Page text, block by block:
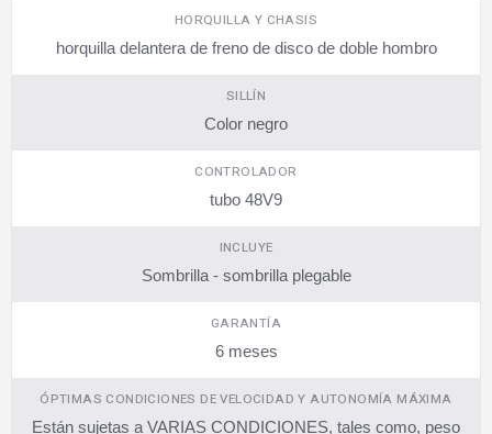
HORQUILLA Y CHASIS
horquilla delantera de freno de disco de doble hombro
SILLÍN
Color negro
CONTROLADOR
tubo 48V9
INCLUYE
Sombrilla - sombrilla plegable
GARANTÍA
6 meses
ÓPTIMAS CONDICIONES DE VELOCIDAD Y AUTONOMÍA MÁXIMA
Están sujetas a VARIAS CONDICIONES, tales como, peso